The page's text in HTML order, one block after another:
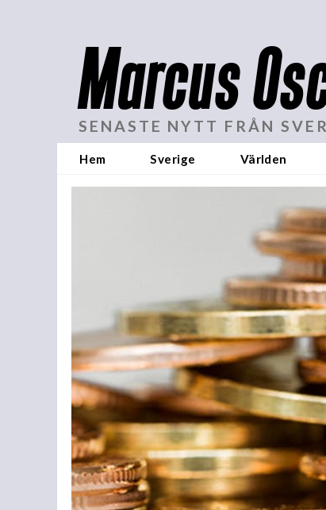
Marcus
SENASTE NYTT FRÅN
Hem Sverige Världen